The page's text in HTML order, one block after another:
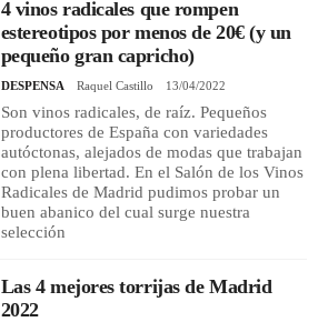
4 vinos radicales que rompen
estereotipos por menos de 20€ (y un
pequeño gran capricho)
DESPENSA Raquel Castillo 13/04/2022
Son vinos radicales, de raíz. Pequeños
productores de España con variedades
autóctonas, alejados de modas que trabajan
con plena libertad. En el Salón de los Vinos
Radicales de Madrid pudimos probar un
buen abanico del cual surge nuestra
selección
Las 4 mejores torrijas de Madrid
2022